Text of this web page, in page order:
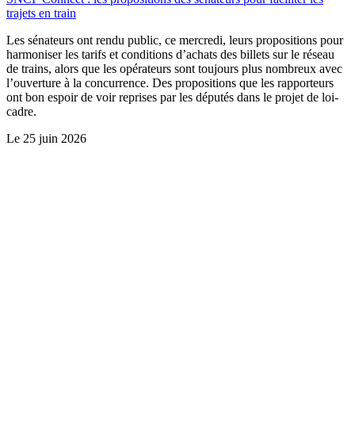
trajets en train
Les sénateurs ont rendu public, ce mercredi, leurs propositions pour
harmoniser les tarifs et conditions d’achats des billets sur le réseau
de trains, alors que les opérateurs sont toujours plus nombreux avec
l’ouverture à la concurrence. Des propositions que les rapporteurs
ont bon espoir de voir reprises par les députés dans le projet de loi-
cadre.
Le 25 juin 2026